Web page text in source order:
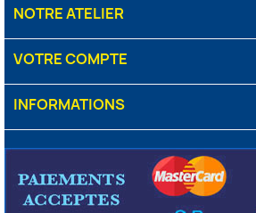
NOTRE ATELIER
VOTRE COMPTE
INFORMATIONS